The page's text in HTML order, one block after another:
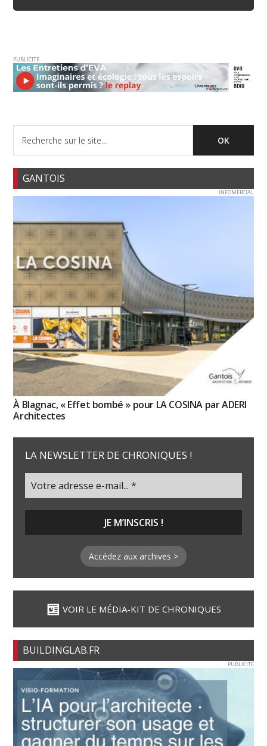
PUBLICITE
GANTOIS
INFOMERCIAL
À Blagnac, « Effet bombé » pour LA COSINA par ADERI
Architectes
LA NEWSLETTER DE CHRONIQUES !
Accédez aux archives >
VOIR LE MÉDIA-KIT DE CHRONIQUES
BUILDINGLAB.FR
PUBLICITE